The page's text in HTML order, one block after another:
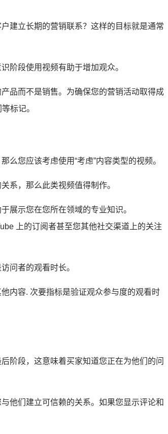
建立长期的营销联系？这样的目标就是通常
阶段使用视频有助于增加观众。
品而不是销售。 为确保您的营销活动取得成
标记。
么您应该考虑使用“考虑”内容类型的视频。
系，那么此类视频值得制作。
展示您在您所在领域的专业知识。
上的订阅者甚至您其他社交渠道上的关注
问者的观看时长。
他内容. 次要指标是验证观众参与度的观看时
阶段，这意味着买家知道您正在为他们的问
他们建立可信赖的关系。如果您显示评论和